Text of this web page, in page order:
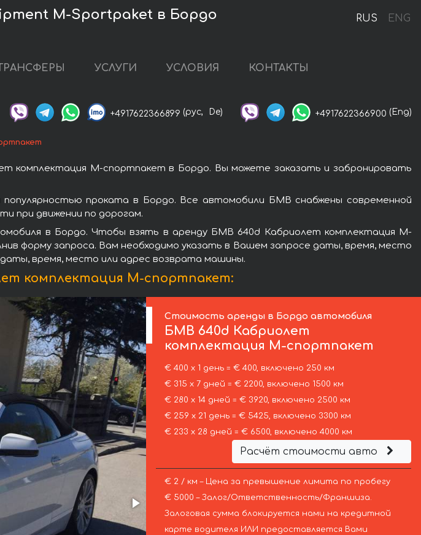
RUS ENG
M-Sportpaket в Бордо
ТРАНСФЕРЫ УСЛУГИ УСЛОВИЯ КОНТАКТЫ
+4917622366899 (рус, De) +4917622366900 (Eng)
комплектация М-спортпакет в Бордо. Вы можете заказать и забронировать
проката в Бордо. Все автомобили БМВ снабжены современной
при движении по дорогам.
в Бордо. Чтобы взять в аренду БМВ 640d Кабриолет комплектация М-
форму запроса. Вам необходимо указать в Вашем запросе даты, время, место
время, место или адрес возврата машины.
комплектация М-спортпакет:
Стоимость аренды в Бордо автомобиля
БМВ 640d Кабриолет
комплектация М-спортпакет
€ 400 х 1 день = € 400, включено 250 км
€ 315 х 7 дней = € 2200, включено 1500 км
€ 280 х 14 дней = € 3920, включено 2500 км
€ 259 х 21 день = € 5425, включено 3300 км
€ 233 х 28 дней = € 6500, включено 4000 км
Расчёт стоимости авто
€ 2 / км – Цена за превышение лимита по пробегу
€ 5000 – Залог/Ответственность/Франшиза.
Залоговая сумма блокируется нами на кредитной
карте водителя ИЛИ предоставляется Вами